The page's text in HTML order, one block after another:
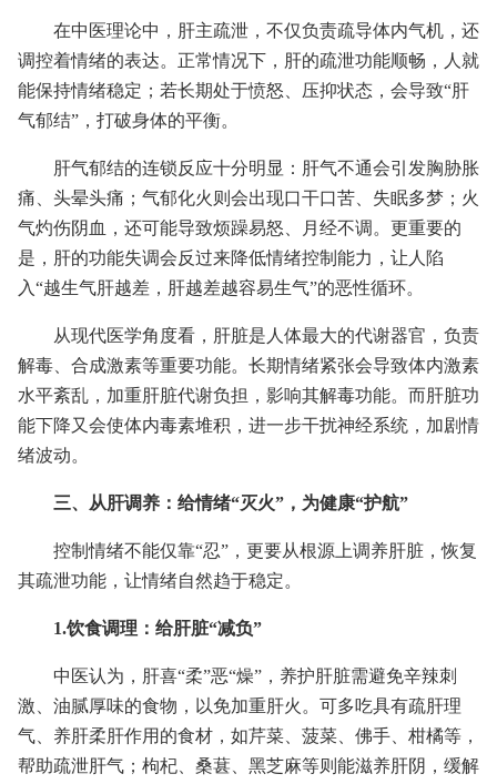
在中医理论中，肝主疏泄，不仅负责疏导体内气机，还
调控着情绪的表达。正常情况下，肝的疏泄功能顺畅，人就
能保持情绪稳定；若长期处于愤怒、压抑状态，会导致“肝
气郁结”，打破身体的平衡。
肝气郁结的连锁反应十分明显：肝气不通会引发胸胁胀
痛、头晕头痛；气郁化火则会出现口干口苦、失眠多梦；火
气灼伤阴血，还可能导致烦躁易怒、月经不调。更重要的
是，肝的功能失调会反过来降低情绪控制能力，让人陷
入“越生气肝越差，肝越差越容易生气”的恶性循环。
从现代医学角度看，肝脏是人体最大的代谢器官，负责
解毒、合成激素等重要功能。长期情绪紧张会导致体内激素
水平紊乱，加重肝脏代谢负担，影响其解毒功能。而肝脏功
能下降又会使体内毒素堆积，进一步干扰神经系统，加剧情
绪波动。
三、从肝调养：给情绪“灭火”，为健康“护航”
控制情绪不能仅靠“忍”，更要从根源上调养肝脏，恢复
其疏泄功能，让情绪自然趋于稳定。
1.饮食调理：给肝脏“减负”
中医认为，肝喜“柔”恶“燥”，养护肝脏需避免辛辣刺
激、油腻厚味的食物，以免加重肝火。可多吃具有疏肝理
气、养肝柔肝作用的食材，如芹菜、菠菜、佛手、柑橘等，
帮助疏泄肝气；枸杞、桑葚、黑芝麻等则能滋养肝阴，缓解